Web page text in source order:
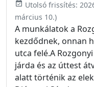
event_available Utolsó frissítés:
március 10.)
A munkálatok a
kezdődnek, onnan
utca felé.A
járda és az úttest
alatt történik az